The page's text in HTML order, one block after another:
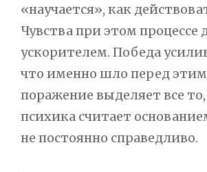
«научается», как
Чувства при этом процессе
ускорителем. Победа
что именно шло перед
поражение выделяет все
психика считает
не постоянно справедливо.